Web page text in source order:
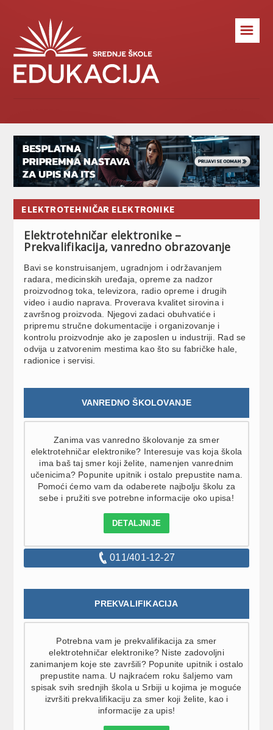
☰
ELEKTROTEHNIČAR ELEKTRONIKЕ
Elektrotehničar elektronikе –
Prekvalifikacija, vanredno obrazovanje
Bavi se konstruisanjem, ugradnjom i održavanjem
radara, medicinskih uređaja, opreme za nadzor
proizvodnog toka, televizora, radio opreme i drugih
video i audio naprava. Proverava kvalitet sirovina i
završnog proizvoda. Njegovi zadaci obuhvatiće i
pripremu stručne dokumentacije i organizovanje i
kontrolu proizvodnje ako je zaposlen u industriji. Rad se
odvija u zatvorenim mestima kao što su fabričke hale,
radionice i servisi.
VANREDNO ŠKOLOVANJE
Zanima vas vanredno školovanje za smer
elektrotehničar elektronike? Interesuje vas koja škola
ima baš taj smer koji želite, namenjen vanrednim
učenicima? Popunite upitnik i ostalo prepustite nama.
Pomoći ćemo vam da odaberete najbolju školu za
sebe i pružiti sve potrebne informacije oko upisa!
DETALJNIJE
011/401-12-27
PREKVALIFIKACIJA
Potrebna vam je prekvalifikacija za smer
elektrotehničar elektronike? Niste zadovoljni
zanimanjem koje ste završili? Popunite upitnik i ostalo
prepustite nama. U najkraćem roku šaljemo vam
spisak svih srednjih škola u Srbiji u kojima je moguće
izvršiti prekvalifikaciju za smer koji želite, kao i
informacije za upis!